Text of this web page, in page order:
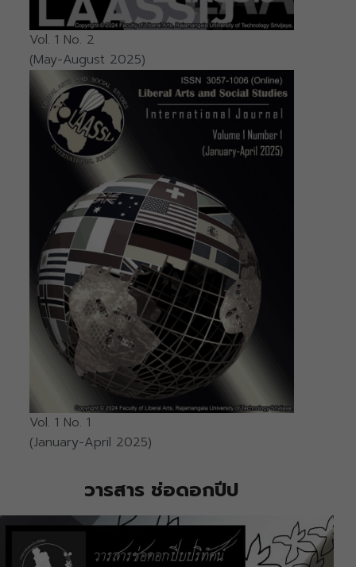
Vol. 1 No. 2
(May-August 2025)
Vol. 1 No. 1
(January-April 2025)
วารสาร ช่อดอกปีป